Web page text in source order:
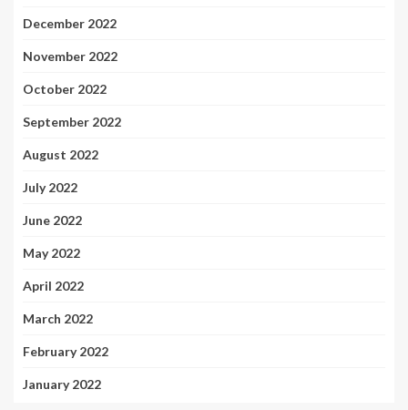
December 2022
November 2022
October 2022
September 2022
August 2022
July 2022
June 2022
May 2022
April 2022
March 2022
February 2022
January 2022